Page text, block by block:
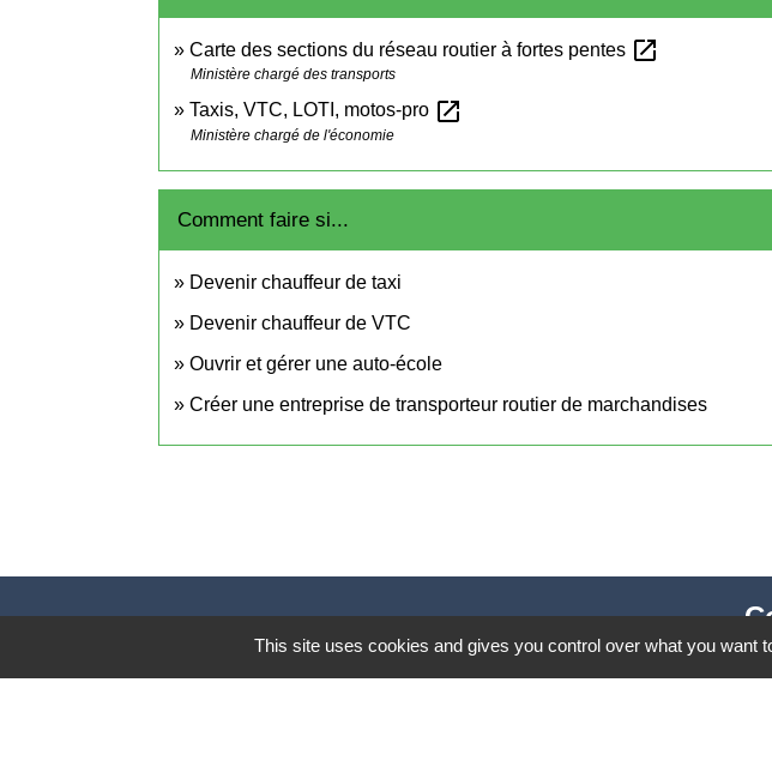
Carte des sections du réseau routier à fortes pentes open_in_new
Ministère chargé des transports
Taxis, VTC, LOTI, motos-pro open_in_new
Ministère chargé de l'économie
Comment faire si...
Devenir chauffeur de taxi
Devenir chauffeur de VTC
Ouvrir et gérer une auto-école
Créer une entreprise de transporteur routier de marchandises
This site uses cookies and gives you control over what you want